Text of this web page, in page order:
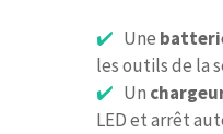
Une
les outils de la
Un
LED et arrêt